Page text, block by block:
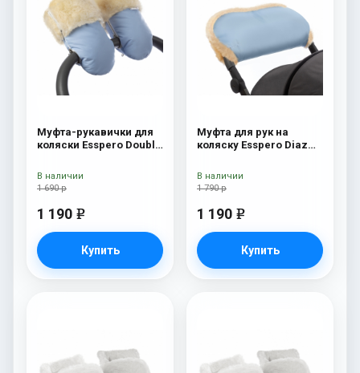
Муфта-рукавички для
коляски Esspero Double
Blue Mountain
1 690 р
1 190 e
Купить
В наличии
Муфта для рук на
коляску Esspero Diaz
Blue Mountain
1 790 р
1 190 e
Купить
В наличии